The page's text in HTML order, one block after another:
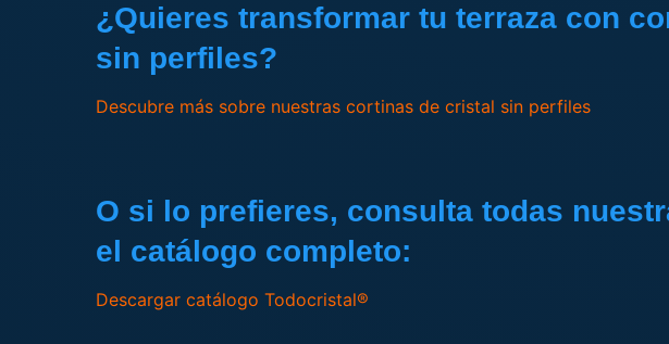
¿Quieres transformar tu terraza con
sin perfiles?
Descubre más sobre nuestras cortinas de cristal sin perfiles
O si lo prefieres, consulta todas
el catálogo completo:
Descargar catálogo Todocristal®